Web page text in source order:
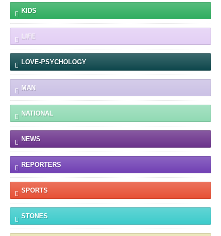
KIDS
LIFE
LOVE-PSYCHOLOGY
MAN
NATIONAL
NEWS
REPORTERS
SPORTS
STONES